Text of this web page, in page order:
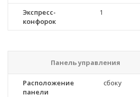
Экспресс-
конфорок
1
Панель управления
Расположение
панели
сбоку